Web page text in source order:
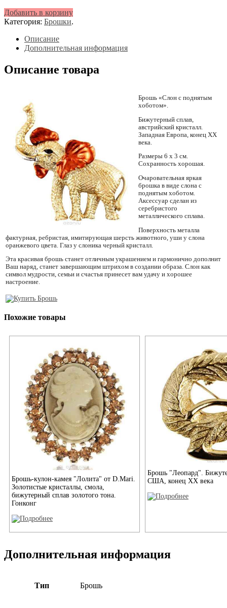
Добавить в корзину
Категория: Брошки.
Описание
Дополнительная информация
Описание товара
Брошь «Слон с поднятым
хоботом».
Бижутерный сплав,
австрийский кристалл.
Западная Европа, конец XX
века.
Размеры 6 х 3 см.
Сохранность хорошая.
Очаровательная яркая
брошка в виде слона с
поднятым хоботом.
Аксессуар сделан из
серебристого
металлического сплава.
Поверхность металла
фактурная, ребристая, имитирующая шерсть животного, уши у слона
оранжевого цвета. Глаз у слоника черный кристалл.
Эта красивая брошь станет отличным украшением и гармонично дополнит
Ваш наряд, станет завершающим штрихом в создании образа. Слон как
символ мудрости, семьи и счастья принесет вам удачу и хорошее
настроение.
Похожие товары
Брошь-кулон-камея "Лолита" от D.Mari.
Золотистые кристаллы, смола,
бижутерный сплав золотого тона.
Гонконг
Брошь "Леопард".
США, конец ХХ века
Дополнительная информация
Тип Брошь